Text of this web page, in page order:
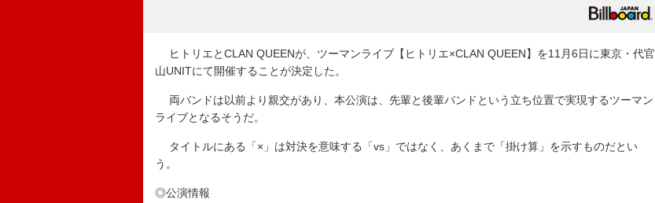
ヒトリエとCLAN QUEENが、ツーマンライブ【ヒトリエ×CLAN QUEEN】を11月6日に東京・代官
山UNITにて開催することが決定した。
両バンドは以前より親交があり、本公演は、先輩と後輩バンドという立ち位置で実現するツーマン
ライブとなるそうだ。
タイトルにある「×」は対決を意味する「vs」ではなく、あくまで「掛け算」を示すものだとい
う。
◎公演情報